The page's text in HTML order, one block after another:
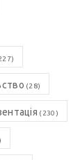
(28)
(230)